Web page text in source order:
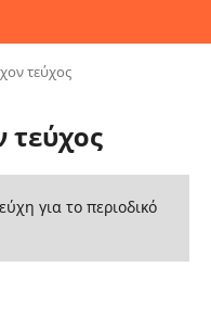
τεύχος
τεύχος
για το περιοδικό